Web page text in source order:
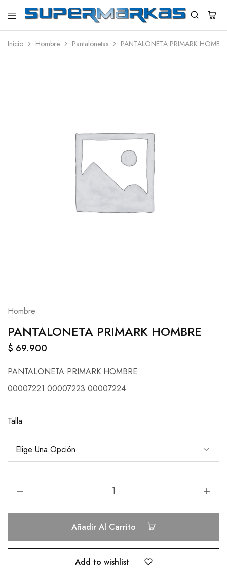
SuperMarkas
Ropa
con
Inicio Hombre Pantalonetas PANTALONETA PRIMARK
Hombre
PANTALONETA PRIMARK HOMBRE
$ 69.900
PANTALONETA PRIMARK HOMBRE
00007221 00007223 00007224
Talla
Añadir Al Carrito
Add to wishlist